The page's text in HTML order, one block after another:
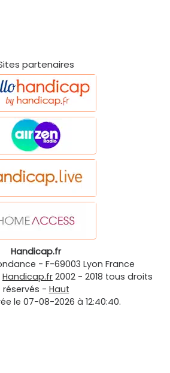
partenaires
Handicap.fr
- F-69003 Lyon France
Handicap.fr 2002 - 2018 tous droits
réservés - Haut
le 07-08-2026 à 12:40:40.